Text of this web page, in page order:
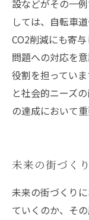
設などがその一
しては、自転車
CO2削減にも寄
問題への対応を
役割を担ってい
と社会的ニーズ
の達成において重
未来の街づく
未来の街づくり
ていくのか、そ